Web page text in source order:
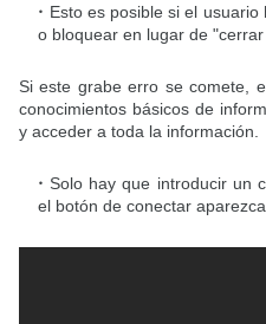
Esto es posible si el
o bloquear en lugar de "cerrar
Si este grabe erro se comete,
conocimientos básicos de
y acceder a toda la información.
Solo hay que introducir un
el botón de conectar